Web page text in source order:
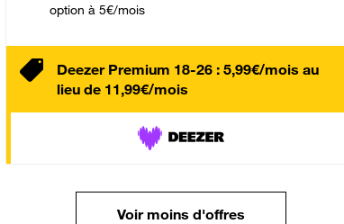
option à 5€/mois
Deezer Premium 18-26 : 5,99€/mois au
lieu de 11,99€/mois
Voir moins d'offres